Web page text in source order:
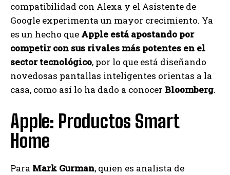
compatibilidad con Alexa y el Asistente de
Google experimenta un mayor crecimiento. Ya
es un hecho que Apple está apostando por
competir con sus rivales más potentes en el
sector tecnológico, por lo que está diseñando
novedosas pantallas inteligentes orientas a la
casa, como así lo ha dado a conocer Bloomberg.
Apple: Productos Smart
Home
Para Mark Gurman, quien es analista de